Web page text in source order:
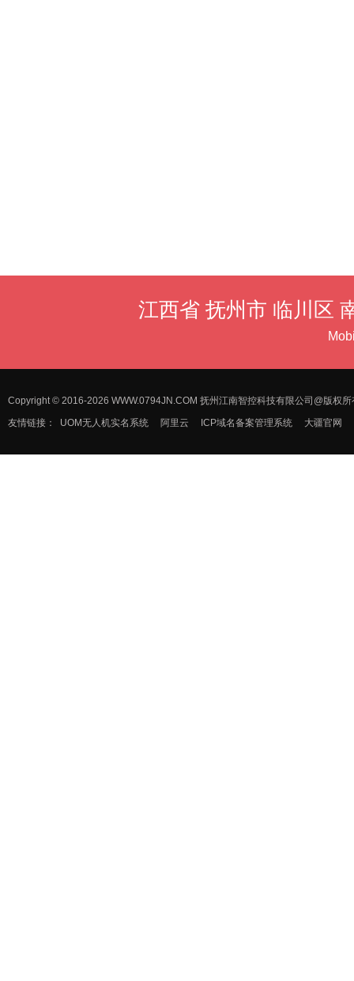
江西省 抚州市 临川区
Copyright © 2016-2026 WWW.0794JN.COM 抚州江南智控科技有限公司@版权所
友情链接：
UOM无人机实名系统 阿里云 ICP域名备案管理系统 大疆官网